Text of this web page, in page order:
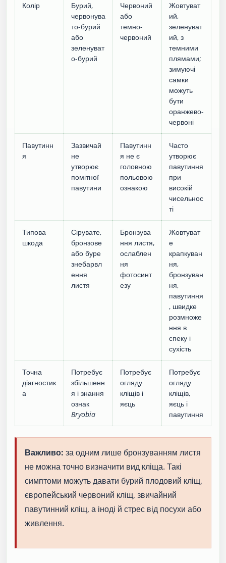
Колір
Бурий,
червонува
то-бурий
або
зеленуват
о-бурий
Червоний
або
темно-
червоний
Жовтуват
ий,
зеленуват
ий, з
темними
плямами;
зимуючі
самки
можуть
бути
оранжево-
червоні
Павутинн
я
Зазвичай
не
утворює
помітної
павутини
Павутинн
я не є
головною
польовою
ознакою
Часто
утворює
павутиння
при
високій
чисельнос
ті
Типова
шкода
Сірувате,
бронзове
або буре
знебарвл
ення
листя
Бронзува
ння листя,
ослаблен
ня
фотосинт
езу
Жовтуват
е
крапкуван
ня,
бронзуван
ня,
павутиння
, швидке
розмноже
ння в
спеку і
сухість
Точна
діагностик
а
Потребує
збільшенн
я і знання
ознак
Bryobia
Потребує
огляду
кліщів і
яєць
Потребує
огляду
кліщів,
яєць і
павутиння
Важливо: за одним лише бронзуванням листя
не можна точно визначити вид кліща. Такі
симптоми можуть давати бурий плодовий кліщ,
європейський червоний кліщ, звичайний
павутинний кліщ, а іноді й стрес від посухи або
живлення.